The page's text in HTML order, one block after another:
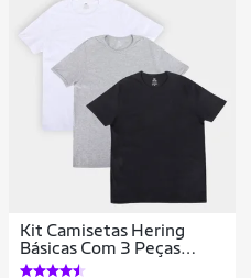
Kit Camisetas Hering
Básicas Com 3 Peças
Masculinas